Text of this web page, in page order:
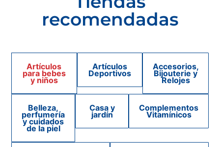
recomendadas
Artículos
para bebes
y niños
Artículos
Deportivos
Accesorios,
Bijouterie y
Relojes
Belleza,
perfumería
y cuidados
de la piel
Casa y
jardín
Complementos
Vitamínicos